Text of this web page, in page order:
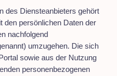
des Diensteanbieters gehört
den persönlichen Daten der
nachfolgend
umzugehen. Die sich
sowie aus der Nutzung
personenbezogenen